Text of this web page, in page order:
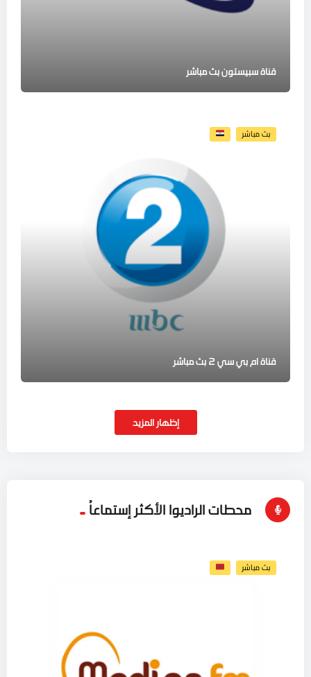
قناة سبيستون بث مباشر
بث مباشر
قناة ام بي سي 2 بث مباشر
إظهار المزيد
محطات الراديوا الأكثر إستماعاُ
بث مباشر